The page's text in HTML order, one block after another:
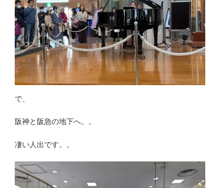
で、
阪神と阪急の地下へ。。
凄い人出です。。